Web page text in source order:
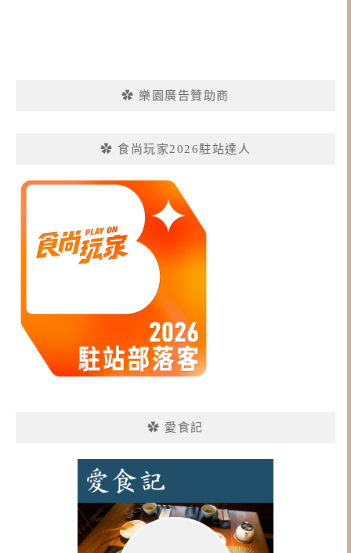
✿ 樂園廣告贊助商
✿ 食尚玩家2026駐站達人
✿ 愛食記